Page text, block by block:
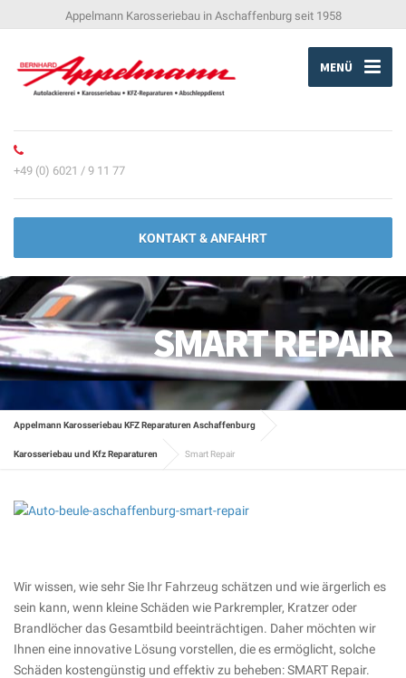
Appelmann Karosseriebau in Aschaffenburg seit 1958
MENÜ
+49 (0) 6021 / 9 11 77
KONTAKT & ANFAHRT
SMART REPAIR
Appelmann Karosseriebau KFZ Reparaturen Aschaffenburg
Karosseriebau und Kfz Reparaturen Smart Repair
Wir wissen, wie sehr Sie Ihr Fahrzeug schätzen und wie ärgerlich es
sein kann, wenn kleine Schäden wie Parkrempler, Kratzer oder
Brandlöcher das Gesamtbild beeinträchtigen. Daher möchten wir
Ihnen eine innovative Lösung vorstellen, die es ermöglicht, solche
Schäden kostengünstig und effektiv zu beheben: SMART Repair.